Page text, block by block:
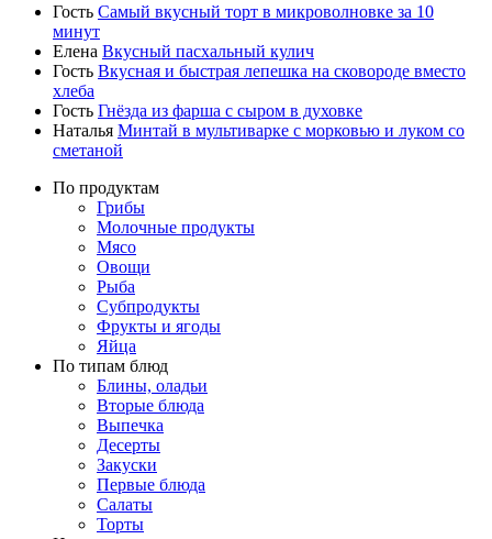
Гость Самый вкусный торт в микроволновке за 10
минут
Елена Вкусный пасхальный кулич
Гость Вкусная и быстрая лепешка на сковороде вместо
хлеба
Гость Гнёзда из фарша с сыром в духовке
Наталья Минтай в мультиварке с морковью и луком со
сметаной
По продуктам
Грибы
Молочные продукты
Мясо
Овощи
Рыба
Субпродукты
Фрукты и ягоды
Яйца
По типам блюд
Блины, оладьи
Вторые блюда
Выпечка
Десерты
Закуски
Первые блюда
Салаты
Торты